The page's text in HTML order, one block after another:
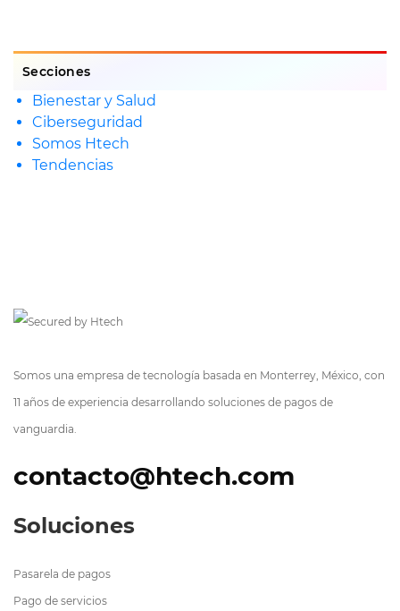
Secciones
Bienestar y Salud
Ciberseguridad
Somos Htech
Tendencias
Somos una empresa de tecnología basada en Monterrey, México, con
11 años de experiencia desarrollando soluciones de pagos de
vanguardia.
contacto@htech.com
Soluciones
Pasarela de pagos
Pago de servicios